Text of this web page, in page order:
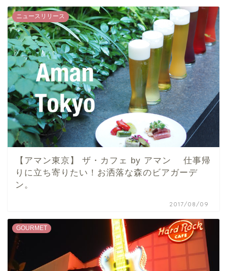
ニュースリリース
【アマン東京】 ザ・カフェ by アマン 仕事帰
りに立ち寄りたい！お洒落な森のビアガーデ
ン。
2017/08/09
GOURMET